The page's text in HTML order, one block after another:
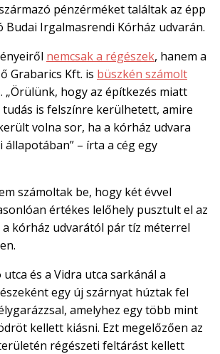
pénzérméket találtak az épp
Irgalmasrendi Kórház udvarán.
nemcsak a régészek, hanem a
Grabarics Kft. is büszkén számolt
„Örülünk, hogy az építkezés miatt
is felszínre kerülhetett, amire
volna sor, ha a kórház udvara
állapotában” – írta a cég egy
számoltak be, hogy két évvel
értékes lelőhely pusztult el az
kórház udvarától pár tíz méterrel
és a Vidra utca sarkánál a
egy új szárnyat húztak fel
amelyhez egy több mint
kellett kiásni. Ezt megelőzően az
régészeti feltárást kellett